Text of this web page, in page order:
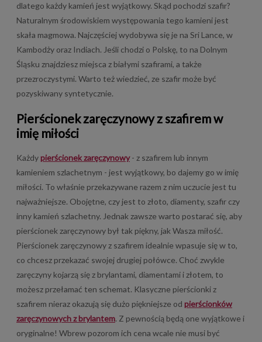
dlatego każdy kamień jest wyjątkowy. Skąd pochodzi szafir?
Naturalnym środowiskiem występowania tego kamieni jest
skała magmowa. Najczęściej wydobywa się je na Sri Lance, w
Kambodży oraz Indiach. Jeśli chodzi o Polskę, to na Dolnym
Śląsku znajdziesz miejsca z białymi szafirami, a także
przezroczystymi. Warto też wiedzieć, ze szafir może być
pozyskiwany syntetycznie.
Pierścionek zaręczynowy z szafirem w
imię miłości
Każdypierścionek zaręczynowy- z szafirem lub innym
kamieniem szlachetnym - jest wyjątkowy, bo dajemy go w imię
miłości. To właśnie przekazywane razem z nim uczucie jest tu
najważniejsze. Obojętne, czy jest to złoto, diamenty, szafir czy
inny kamień szlachetny. Jednak zawsze warto postarać się, aby
pierścionek zaręczynowy był tak piękny, jak Wasza miłość.
Pierścionek zaręczynowy z szafirem idealnie wpasuje się w to,
co chcesz przekazać swojej drugiej połówce. Choć zwykle
zaręczyny kojarzą się z brylantami, diamentami i złotem, to
możesz przełamać ten schemat. Klasyczne pierścionki z
szafirem nieraz okazują się dużo piękniejsze od pierścionków
zaręczynowych z brylantem. Z pewnością będą one wyjątkowe i
oryginalne! Wbrew pozorom ich cena wcale nie musi być